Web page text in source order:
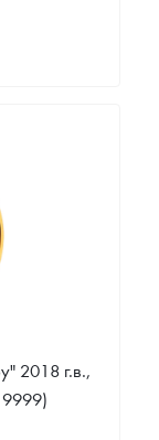
2018 г.в.,
9999)